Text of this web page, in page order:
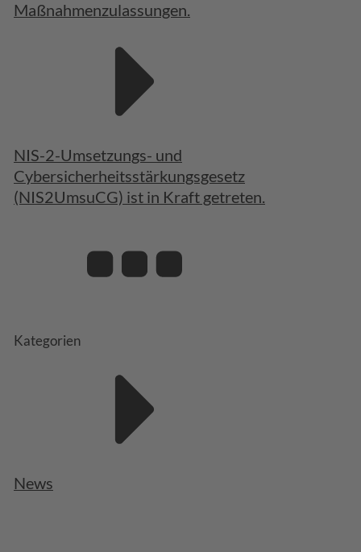
Maßnahmenzulassungen.
NIS-2-Umsetzungs- und
Cybersicherheitsstärkungsgesetz
(NIS2UmsuCG) ist in Kraft getreten.
Kategorien
News